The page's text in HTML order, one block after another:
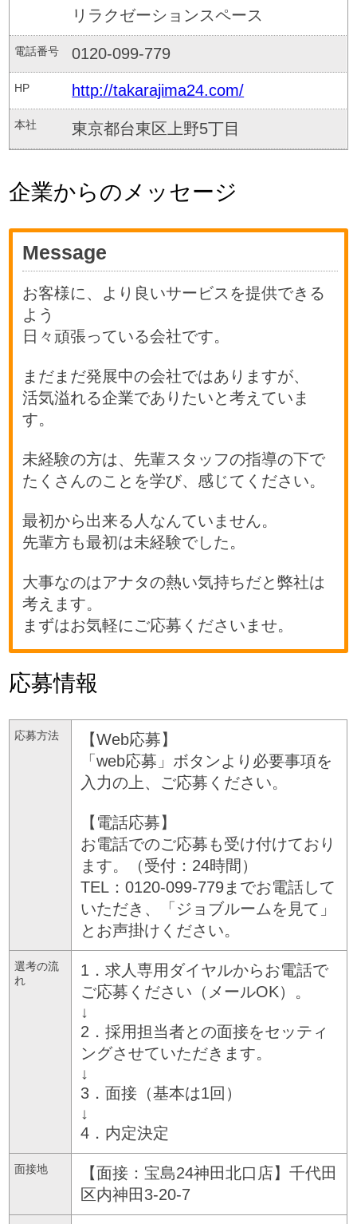
リラクゼーションスペース
電話番号 0120-099-779
HP http://takarajima24.com/
本社 東京都台東区上野5丁目
企業からのメッセージ
Message
お客様に、より良いサービスを提供できる
よう
日々頑張っている会社です。
まだまだ発展中の会社ではありますが、
活気溢れる企業でありたいと考えていま
す。
未経験の方は、先輩スタッフの指導の下で
たくさんのことを学び、感じてください。
最初から出来る人なんていません。
先輩方も最初は未経験でした。
大事なのはアナタの熱い気持ちだと弊社は
考えます。
まずはお気軽にご応募くださいませ。
応募情報
応募方法
【Web応募】
「web応募」ボタンより必要事項を
入力の上、ご応募ください。
【電話応募】
お電話でのご応募も受け付けており
ます。（受付：24時間）
TEL：0120-099-779までお電話して
いただき、「ジョブルームを見て」
とお声掛けください。
選考の流
れ
1．求人専用ダイヤルからお電話で
ご応募ください（メールOK）。
↓
2．採用担当者との面接をセッティ
ングさせていただきます。
↓
3．面接（基本は1回）
↓
4．内定決定
面接地
【面接：宝島24神田北口店】千代田
区内神田3-20-7